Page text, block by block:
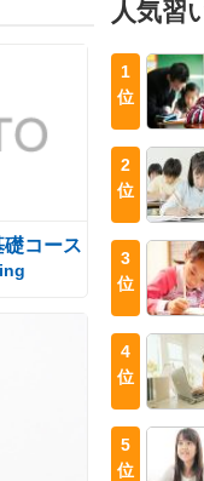
コース
人気習
1
位
2
位
3
位
4
位
5
位